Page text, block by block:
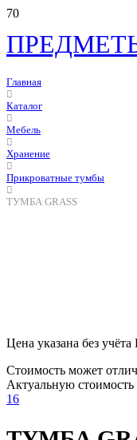
Главная
Каталог
Мебель
Хранение
Прикроватные тумбы
ТУМБА GRASS
Цена указана без
Стоимость может
Актуальную стоимость
16